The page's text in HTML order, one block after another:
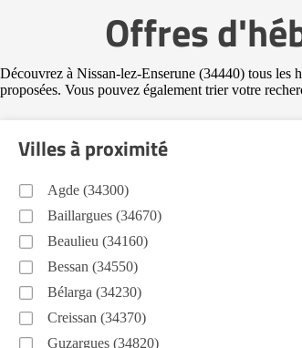
Offres
Découvrez à Nissan-lez-Enserune (34440) tous les
proposées. Vous pouvez également trier votre
Villes à proximité
Agde (34300)
Baillargues (34670)
Beaulieu (34160)
Bessan (34550)
Bélarga (34230)
Creissan (34370)
Guzargues (34820)